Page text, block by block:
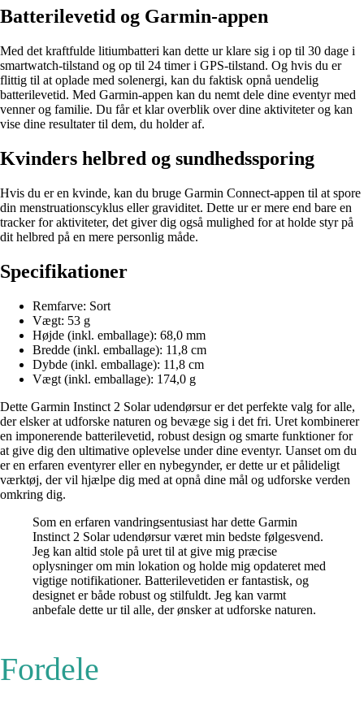
Batterilevetid og Garmin-appen
Med det kraftfulde litiumbatteri kan dette ur klare sig i op til 30 dage i
smartwatch-tilstand og op til 24 timer i GPS-tilstand. Og hvis du er
flittig til at oplade med solenergi, kan du faktisk opnå uendelig
batterilevetid. Med Garmin-appen kan du nemt dele dine eventyr med
venner og familie. Du får et klar overblik over dine aktiviteter og kan
vise dine resultater til dem, du holder af.
Kvinders helbred og sundhedssporing
Hvis du er en kvinde, kan du bruge Garmin Connect-appen til at spore
din menstruationscyklus eller graviditet. Dette ur er mere end bare en
tracker for aktiviteter, det giver dig også mulighed for at holde styr på
dit helbred på en mere personlig måde.
Specifikationer
Remfarve: Sort
Vægt: 53 g
Højde (inkl. emballage): 68,0 mm
Bredde (inkl. emballage): 11,8 cm
Dybde (inkl. emballage): 11,8 cm
Vægt (inkl. emballage): 174,0 g
Dette Garmin Instinct 2 Solar udendørsur er det perfekte valg for alle,
der elsker at udforske naturen og bevæge sig i det fri. Uret kombinerer
en imponerende batterilevetid, robust design og smarte funktioner for
at give dig den ultimative oplevelse under dine eventyr. Uanset om du
er en erfaren eventyrer eller en nybegynder, er dette ur et pålideligt
værktøj, der vil hjælpe dig med at opnå dine mål og udforske verden
omkring dig.
Som en erfaren vandringsentusiast har dette Garmin
Instinct 2 Solar udendørsur været min bedste følgesvend.
Jeg kan altid stole på uret til at give mig præcise
oplysninger om min lokation og holde mig opdateret med
vigtige notifikationer. Batterilevetiden er fantastisk, og
designet er både robust og stilfuldt. Jeg kan varmt
anbefale dette ur til alle, der ønsker at udforske naturen.
Fordele